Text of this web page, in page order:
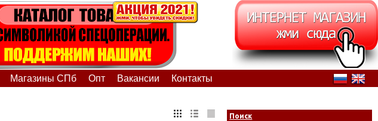
Магазины СПб Опт Вакансии Контакты
Поиск